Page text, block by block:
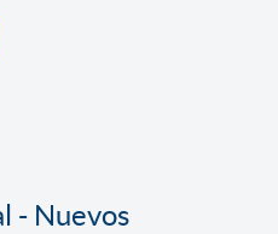
- Nuevos